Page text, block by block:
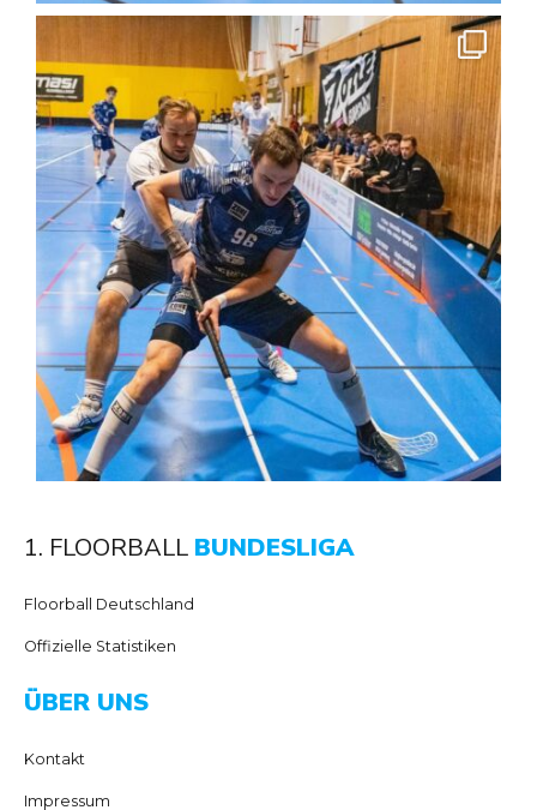
1. FLOORBALL BUNDESLIGA
Floorball Deutschland
Offizielle Statistiken
ÜBER UNS
Kontakt
Impressum